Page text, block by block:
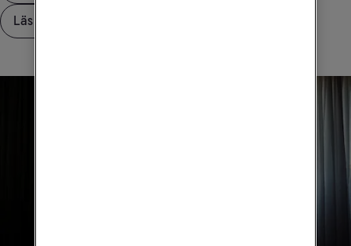
Läs intervjun med vår expert Björn Lindberg